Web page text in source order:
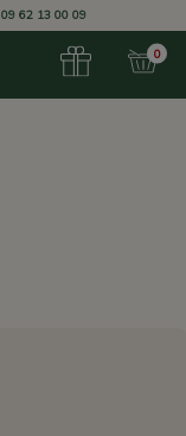
09 62 13 00 09
0